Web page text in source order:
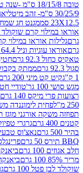
אגרת+
מגנט חג שמח 5*9
אוראו
קרם שוקולד 54 גרם
במילוי קרם וניל 54 גרם
וניל 64.4 גרם
אוראו Space Dunk גליל 110.4 גרם
חטיף טאקיס דרגון
ממתק בקבוקי שעווה 39 גרם
200 גרם
איטריות אורז
טודיי חטיף חלבון קרמל
140 גרם
פחית
לימוננדה משקה אורגני מוגז-
מוגז תפוזי דם
גרגרי טפיוקה גדולים 400 גרם
נאצ'וס טבעי 50 גרם
פרינגלס סין פלפל
ביאנקה שוקולד מריר 72%
ביאנקה שוקולד לבן
גרם
גומי לעיסה